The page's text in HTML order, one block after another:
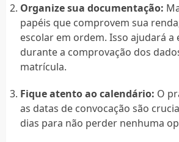
Organize sua documentação:
papéis que comprovem sua
escolar em ordem. Isso ajudará
durante a comprovação dos
matrícula.
Fique atento ao calendário: O
as datas de convocação são
dias para não perder nenhuma